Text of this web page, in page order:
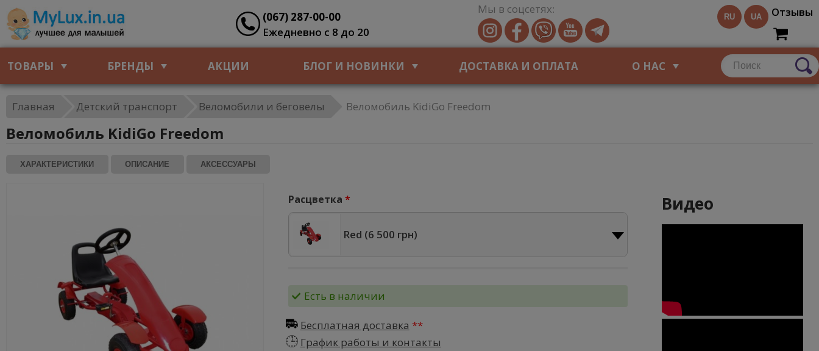
(067) 287-00-00
Ежедневно с 8 до 20
Мы в соцсетях:
RU UA Отзывы
ТОВАРЫ БРЕНДЫ АКЦИИ БЛОГ И НОВИНКИ ДОСТАВКА И ОПЛАТА О НАС
Главная Детский транспорт Веломобили и беговелы Веломобиль KidiGo Freedom
Веломобиль KidiGo Freedom
ХАРАКТЕРИСТИКИ ОПИСАНИЕ АКСЕССУАРЫ
Расцветка
Red (6 500 грн)
Есть в наличии
Бесплатная доставка
График работы и контакты
Видео